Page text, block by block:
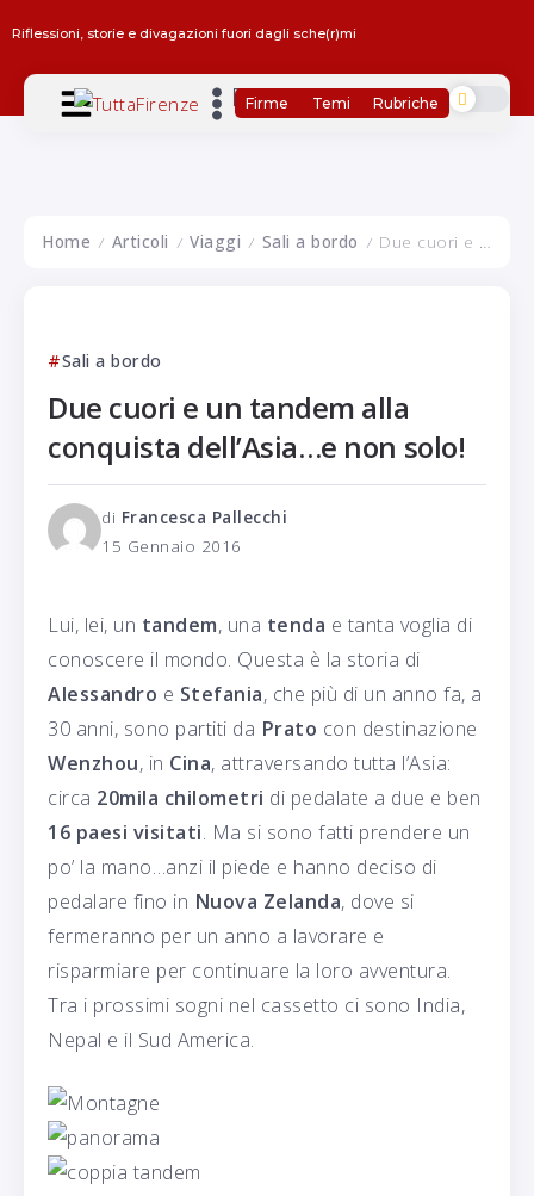
Riflessioni, storie e divagazioni fuori dagli sche(r)mi
Firme Temi Rubriche
Home / Articoli / Viaggi / Sali a bordo / Due cuori e un tandem alla conquista dell’Asia…e non solo!
Sali a bordo
Due cuori e un tandem alla
conquista dell’Asia…e non solo!
di Francesca Pallecchi
15 Gennaio 2016
Lui, lei, un tandem, una tenda e tanta voglia di
conoscere il mondo. Questa è la storia di
Alessandro e Stefania, che più di un anno fa, a
30 anni, sono partiti da Prato con destinazione
Wenzhou, in Cina, attraversando tutta l’Asia:
circa 20mila chilometri di pedalate a due e ben
16 paesi visitati. Ma si sono fatti prendere un
po’ la mano…anzi il piede e hanno deciso di
pedalare fino in Nuova Zelanda, dove si
fermeranno per un anno a lavorare e
risparmiare per continuare la loro avventura.
Tra i prossimi sogni nel cassetto ci sono India,
Nepal e il Sud America.